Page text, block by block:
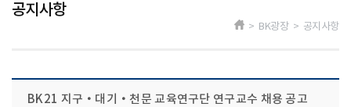
공지사항
> BK광장 > 공지사항
BK21 지구‧대기‧천문 교육연구단 연구교수 채용 공고